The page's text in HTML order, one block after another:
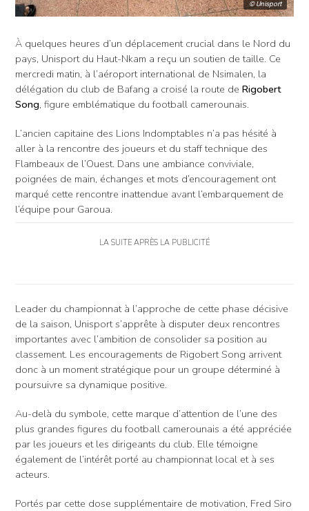
© Unisport
À quelques heures d’un déplacement crucial dans le Nord du
pays, Unisport du Haut-Nkam a reçu un soutien de taille. Ce
mercredi matin, à l’aéroport international de Nsimalen, la
délégation du club de Bafang a croisé la route de Rigobert
Song, figure emblématique du football camerounais.
L’ancien capitaine des Lions Indomptables n’a pas hésité à
aller à la rencontre des joueurs et du staff technique des
Flambeaux de l’Ouest. Dans une ambiance conviviale,
poignées de main, échanges et mots d’encouragement ont
marqué cette rencontre inattendue avant l’embarquement de
l’équipe pour Garoua.
LA SUITE APRÈS LA PUBLICITÉ
Leader du championnat à l’approche de cette phase décisive
de la saison, Unisport s’apprête à disputer deux rencontres
importantes avec l’ambition de consolider sa position au
classement. Les encouragements de Rigobert Song arrivent
donc à un moment stratégique pour un groupe déterminé à
poursuivre sa dynamique positive.
Au-delà du symbole, cette marque d’attention de l’une des
plus grandes figures du football camerounais a été appréciée
par les joueurs et les dirigeants du club. Elle témoigne
également de l’intérêt porté au championnat local et à ses
acteurs.
Portés par cette dose supplémentaire de motivation, Fred Siro